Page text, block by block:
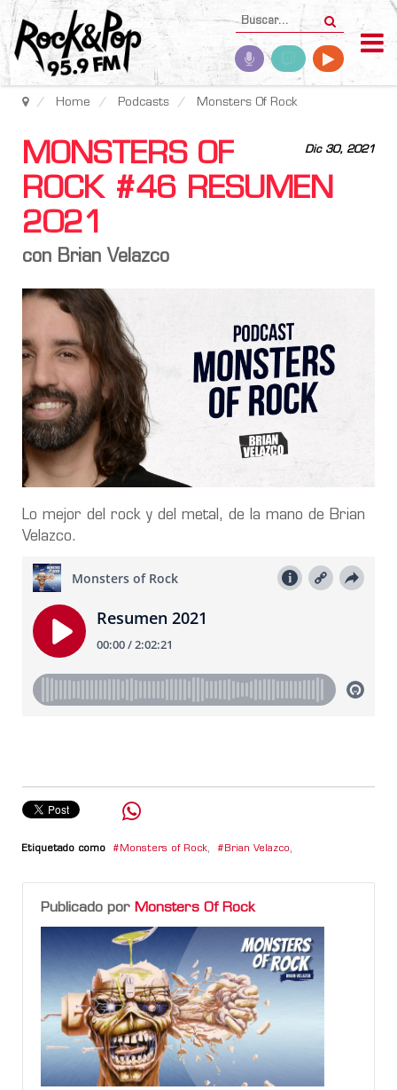
Home Podcasts Monsters Of Rock
Dic 30, 2021
MONSTERS OF
ROCK #46 RESUMEN
2021
con Brian Velazco
Lo mejor del rock y del metal, de la mano de Brian
Velazco.
Etiquetado como Monsters of Rock, Brian Velazco,
Publicado por Monsters Of Rock